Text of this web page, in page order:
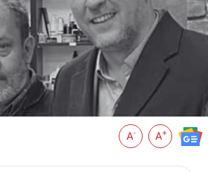
A- A+
ECZANELER
İçerikleri
Durumu
Saatleri
Saatleri